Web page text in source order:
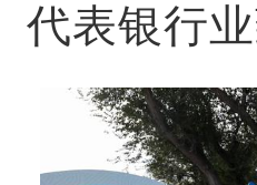
代表银行业